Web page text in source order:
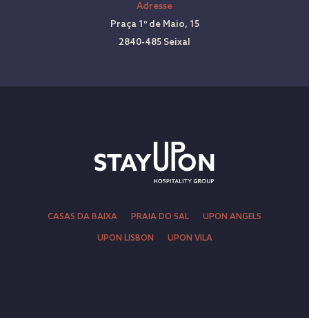
Adresse
Praça 1º de Maio, 15
2840-485 Seixal
CASAS DA BAIXA PRAIA DO SAL UPON ANGELS
UPON LISBON UPON VILA